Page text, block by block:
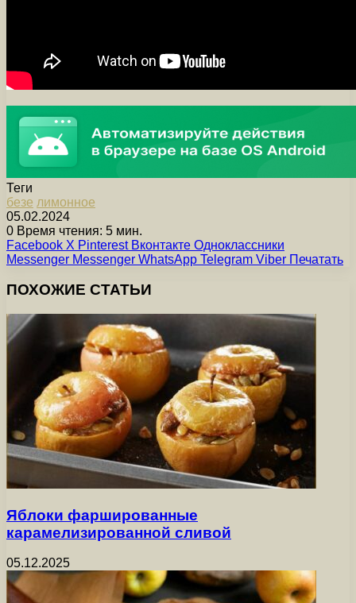
Теги
безе лимонное
05.02.2024
0 Время чтения: 5 мин.
Facebook X Pinterest Вконтакте Одноклассники
Messenger Messenger WhatsApp Telegram Viber Печатать
ПОХОЖИЕ СТАТЬИ
Яблоки фаршированные
карамелизированной сливой
05.12.2025